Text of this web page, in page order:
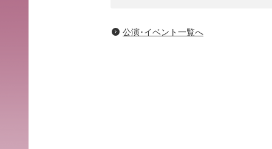
公演･イベント一覧へ